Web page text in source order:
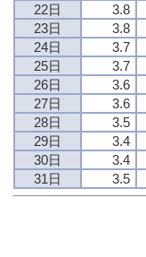
22日
3.8
23日
3.8
24日
3.7
25日
3.7
26日
3.6
27日
3.6
28日
3.5
29日
3.4
30日
3.4
31日
3.5